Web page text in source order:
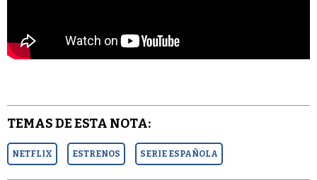
TEMAS DE ESTA NOTA:
NETFLIX ESTRENOS SERIE ESPAÑOLA